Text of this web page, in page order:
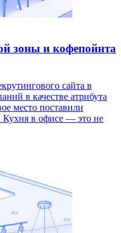
зоны и кофепойнта
сайта в
в качестве атрибута
место поставили
Кухня в офисе — это не